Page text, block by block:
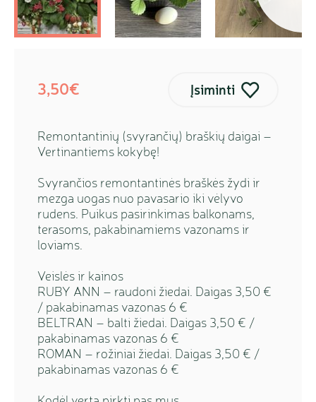
3,50€ Įsiminti
Remontantinių (svyrančių) braškių daigai –
Vertinantiems kokybę!
Svyrančios remontantinės braškės žydi ir
mezga uogas nuo pavasario iki vėlyvo
rudens. Puikus pasirinkimas balkonams,
terasoms, pakabinamiems vazonams ir
loviams.
Veislės ir kainos
RUBY ANN – raudoni žiedai. Daigas 3,50 €
/ pakabinamas vazonas 6 €
BELTRAN – balti žiedai. Daigas 3,50 € /
pakabinamas vazonas 6 €
ROMAN – rožiniai žiedai. Daigas 3,50 € /
pakabinamas vazonas 6 €